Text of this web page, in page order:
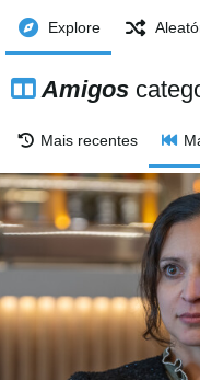
Explore
Amigos
Mais recentes